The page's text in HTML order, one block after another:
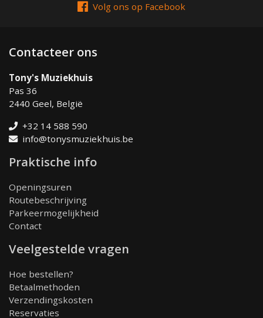
Volg ons op Facebook
Contacteer ons
Tony's Muziekhuis
Pas 36
2440 Geel, België
+32 14 588 590
info@tonysmuziekhuis.be
Praktische info
Openingsuren
Routebeschrijving
Parkeermogelijkheid
Contact
Veelgestelde vragen
Hoe bestellen?
Betaalmethoden
Verzendingskosten
Reservaties